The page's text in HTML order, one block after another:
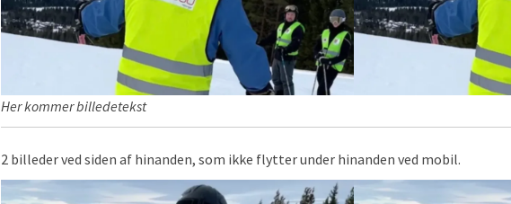
Her kommer billedetekst
2 billeder ved siden af hinanden, som ikke flytter under hinanden ved mobil.